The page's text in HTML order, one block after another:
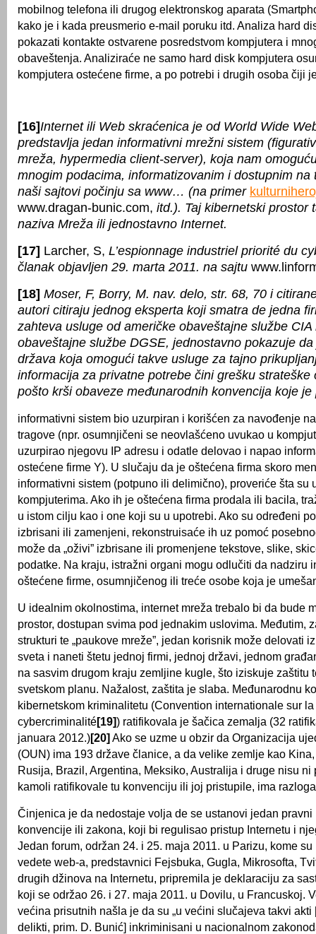
mobilnog telefona ili drugog elektronskog aparata
kako je i kada preusmerio e-mail poruku itd. Analiza hard
pokazati kontakte ostvarene posredstvom kompjutera i
obaveštenja. Analiziraće ne samo hard disk kompjutera
kompjutera ostećene firme, a po potrebi i drugih osoba čiji
[16]Internet ili Web skraćenica je od World Wide
predstavlja jedan informativni mrežni sistem
mreža, hypermedia client-server), koja nam
mnogim podacima, informatizovanim i dostupnim na
naši sajtovi počinju sa www… (na primer
www.dragan-bunic.com, itd.). Taj kibernetski prostor
naziva Mreža ili jednostavno Internet.
[17] Larcher, S, L’espionnage industriel priorité du
članak objavljen 29. marta 2011. na sajtu
[18] Moser, F, Borry, M. nav. delo, str. 68, 70 i
autori citiraju jednog eksperta koji smatra de jedna
zahteva usluge od američke obaveštajne službe CIA
obaveštajne službe DGSE, jednostavno pokazuje
država koja omogući takve usluge za tajno
informacija za privatne potrebe čini grešku strateške
pošto krši obaveze međunarodnih konvencija koje je
informativni sistem bio uzurpiran i korišćen za navođenje
tragove (npr. osumnjičeni se neovlašćeno uvukao u
uzurpirao njegovu IP adresu i odatle delovao i napao
ostećene firme Y). U slučaju da je oštećena firma skoro
informativni sistem (potpuno ili delimično), proveriće šta su
kompjuterima. Ako ih je oštećena firma prodala ili bacila,
u istom cilju kao i one koji su u upotrebi. Ako su određeni
izbrisani ili zamenjeni, rekonstruisaće ih uz pomoć
može da „oživi” izbrisane ili promenjene tekstove, slike,
podatke. Na kraju, istražni organi mogu odlučiti da nadziru
oštećene firme, osumnjičenog ili treće osobe koja je
U idealnim okolnostima, internet mreža trebalo bi da bude
prostor, dostupan svima pod jednakim uslovima. Međutim,
strukturi te „paukove mreže”, jedan korisnik može delovati
sveta i naneti štetu jednoj firmi, jednoj državi, jednom
na sasvim drugom kraju zemljine kugle, što iziskuje zaštitu
svetskom planu. Nažalost, zaštita je slaba. Međunarodnu
kibernetskom kriminalitetu (Convention internationale sur la
cybercriminalité[19]) ratifikovala je šačica zemalja (32
januara 2012.)[20]Ako se uzme u obzir da Organizacija
(OUN) ima 193 države članice, a da velike zemlje kao
Rusija, Brazil, Argentina, Meksiko, Australija i druge nisu ni
kamoli ratifikovale tu konvenciju ili joj pristupile, ima
Činjenica je da nedostaje volja de se ustanovi jedan pravni
konvencije ili zakona, koji bi regulisao pristup Internetu i
Jedan forum, održan 24. i 25. maja 2011. u Parizu, kome
vedete web-a, predstavnici Fejsbuka, Gugla, Mikrosofta,
drugih džinova na Internetu, pripremila je deklaraciju za
koji se održao 26. i 27. maja 2011. u Dovilu, u Francuskoj.
većina prisutnih našla je da su „u većini slučajeva takvi akti
delikti, prim. D. Bunić] inkriminisani u nacionalnom